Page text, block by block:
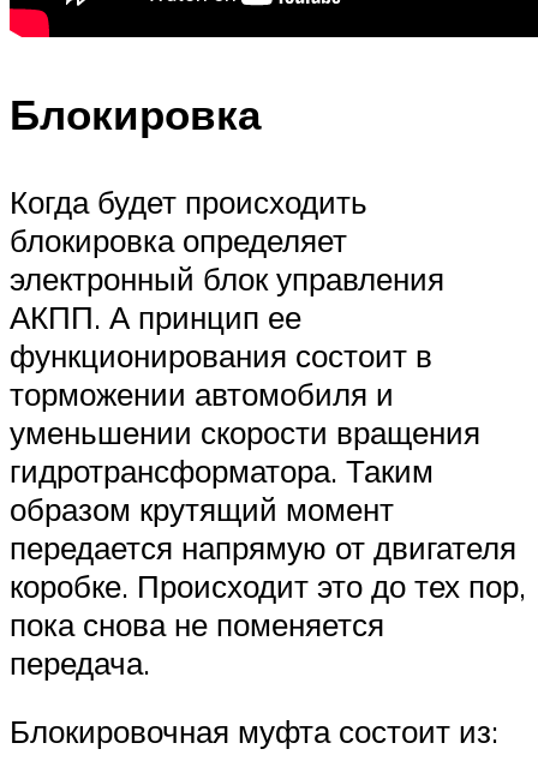
Блокировка
Когда будет происходить
блокировка определяет
электронный блок управления
АКПП. А принцип ее
функционирования состоит в
торможении автомобиля и
уменьшении скорости вращения
гидротрансформатора. Таким
образом крутящий момент
передается напрямую от двигателя
коробке. Происходит это до тех пор,
пока снова не поменяется
передача.
Блокировочная муфта состоит из: